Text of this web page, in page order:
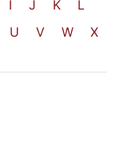
I J K
L
U V W
X